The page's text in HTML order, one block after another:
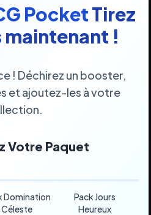
PocketTirez
maintenant !
! Déchirez un booster,
et ajoutez-les à votre
Votre Paquet
Domination
Céleste
Pack Jours
Heureux